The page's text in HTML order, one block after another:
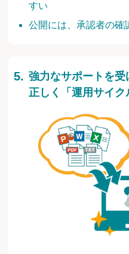
すい
公開には、承認者の確
強力なサポートを受
正しく「運用サイク